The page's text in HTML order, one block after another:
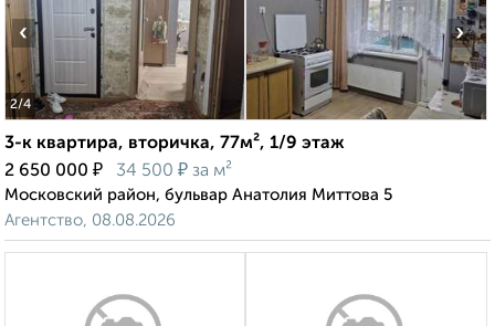
2/4
‹ ›
3-к квартира, вторичка, 77м², 1/9 этаж
2 650 000 ₽ 34 500 ₽ за м²
Московский район, бульвар Анатолия Миттова 5
Агентство, 08.08.2026